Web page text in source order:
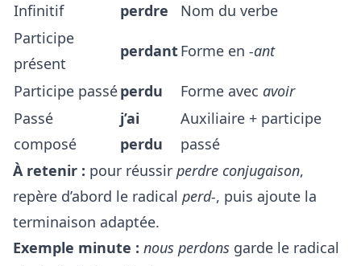
Infinitif
perdre
Nom du verbe
Participe
présent
perdantForme en -ant
Participe passéperdu Forme avec avoir
Passé
composé
j’ai
perdu
Auxiliaire + participe
passé
À retenir : pour réussir perdre conjugaison,
repère d’abord le radical perd-, puis ajoute la
terminaison adaptée.
Exemple minute : nous perdons garde le radical